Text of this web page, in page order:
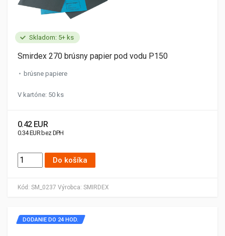
Skladom: 5+ ks
Kód: SM_0237 Výrobca: SMIRDEX
Smirdex 270 brúsny papier pod vodu P150
brúsne papiere
V kartóne: 50 ks
0.42 EUR
0.34 EUR bez DPH
Do košíka
DODANIE DO 24 HOD.